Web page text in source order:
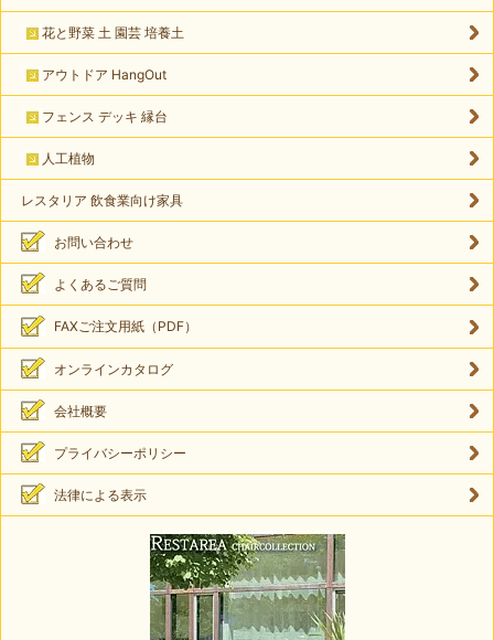
花と野菜 土 園芸 培養土
アウトドア HangOut
フェンス デッキ 縁台
人工植物
レスタリア 飲食業向け家具
お問い合わせ
よくあるご質問
FAXご注文用紙（PDF）
オンラインカタログ
会社概要
プライバシーポリシー
法律による表示